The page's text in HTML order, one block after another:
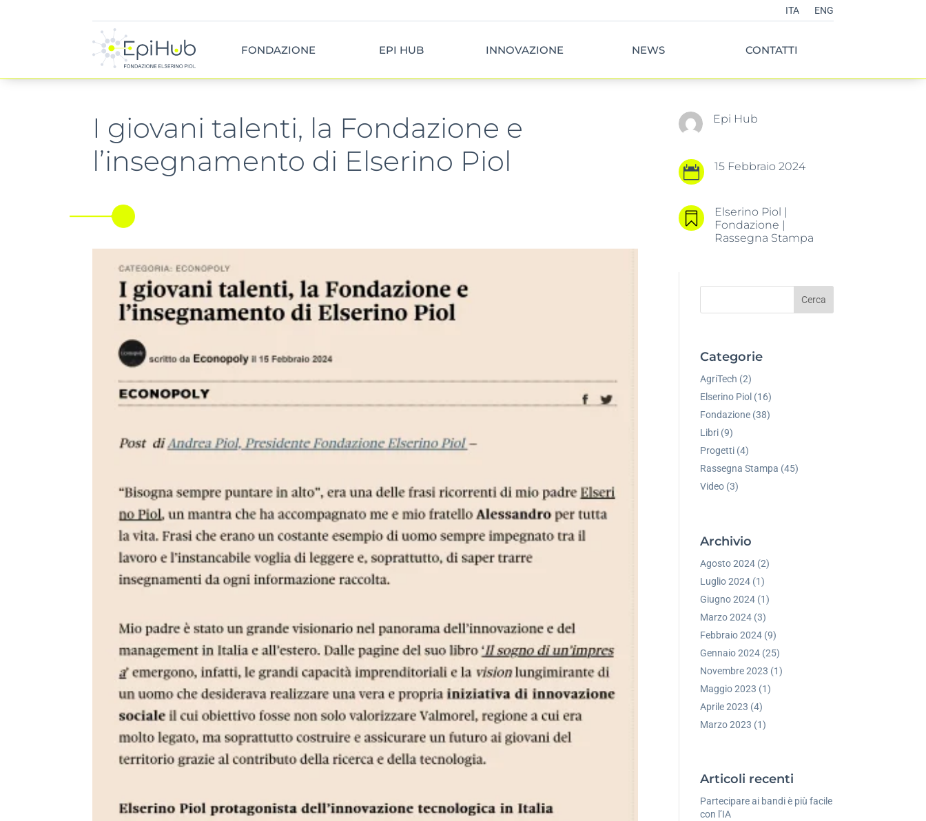
ITA ENG
FONDAZIONE EPI HUB INNOVAZIONE NEWS CONTATTI
I giovani talenti, la Fondazione e
l’insegnamento di Elserino Piol
Epi Hub
 15 Febbraio 2024
 Elserino Piol |
Fondazione |
Rassegna Stampa
Cerca
Categorie
AgriTech (2)
Elserino Piol (16)
Fondazione (38)
Libri (9)
Progetti (4)
Rassegna Stampa (45)
Video (3)
Archivio
Agosto 2024 (2)
Luglio 2024 (1)
Giugno 2024 (1)
Marzo 2024 (3)
Febbraio 2024 (9)
Gennaio 2024 (25)
Novembre 2023 (1)
Maggio 2023 (1)
Aprile 2023 (4)
Marzo 2023 (1)
Articoli recenti
Partecipare ai bandi è più facile
con l’IA